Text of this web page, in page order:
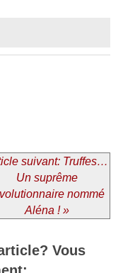
suivant: Truffes…
Un suprême
nommé
Aléna ! »
Vous